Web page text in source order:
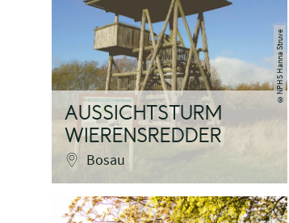
©
NPHS Hanna Struve
AUSSICHTSTURM
WIERENSREDDER
Bosau